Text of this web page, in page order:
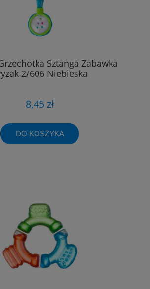
Sztanga Zabawka
2/606 Niebieska
8,45 zł
DO KOSZYKA